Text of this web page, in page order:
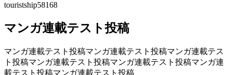
touristship58168
マンガ連載テスト投稿
マンガ連載テスト投稿マンガ連載テスト投稿マンガ連載テス
ト投稿マンガ連載テスト投稿マンガ連載テスト投稿マンガ連
載テスト投稿マンガ連載テスト投稿